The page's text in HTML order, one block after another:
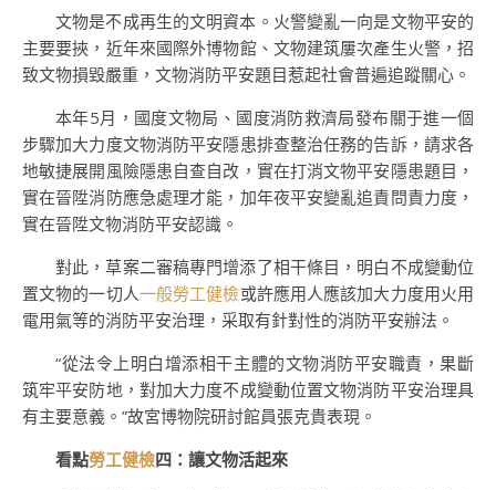
文物是不成再生的文明資本。火警變亂一向是文物平安的
主要要挾，近年來國際外博物館、文物建筑屢次產生火警，招
致文物損毀嚴重，文物消防平安題目惹起社會普遍追蹤關心。
本年5月，國度文物局、國度消防救濟局發布關于進一個
步驟加大力度文物消防平安隱患排查整治任務的告訴，請求各
地敏捷展開風險隱患自查自改，實在打消文物平安隱患題目，
實在晉陞消防應急處理才能，加年夜平安變亂追責問責力度，
實在晉陞文物消防平安認識。
對此，草案二審稿專門增添了相干條目，明白不成變動位
置文物的一切人一般勞工健檢或許應用人應該加大力度用火用
電用氣等的消防平安治理，采取有針對性的消防平安辦法。
“從法令上明白增添相干主體的文物消防平安職責，果斷
筑牢平安防地，對加大力度不成變動位置文物消防平安治理具
有主要意義。”故宮博物院研討館員張克貴表現。
看點勞工健檢四：讓文物活起來